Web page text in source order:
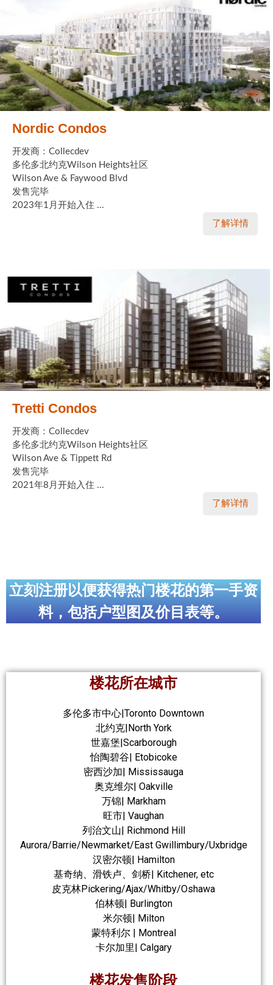
Nordic Condos
开发商：Collecdev
多伦多北约克Wilson Heights社区
Wilson Ave & Faywood Blvd
发售完毕
2023年1月开始入住 ...
了解详情
Tretti Condos
开发商：Collecdev
多伦多北约克Wilson Heights社区
Wilson Ave & Tippett Rd
发售完毕
2021年8月开始入住 ...
了解详情
立刻注册以便获得热门楼花的第一手资
料，包括户型图及价目表等。
楼花所在城市
多伦多市中心|Toronto Downtown
北约克|North York
世嘉堡|Scarborough
怡陶碧谷| Etobicoke
密西沙加| Mississauga
奥克维尔| Oakville
万锦| Markham
旺市| Vaughan
列治文山| Richmond Hill
Aurora/Barrie/Newmarket/East Gwillimbury/Uxbridge
汉密尔顿| Hamilton
基奇纳、滑铁卢、剑桥| Kitchener, etc
皮克林Pickering/Ajax/Whitby/Oshawa
伯林顿| Burlington
米尔顿| Milton
蒙特利尔 | Montreal
卡尔加里| Calgary
楼花发售阶段